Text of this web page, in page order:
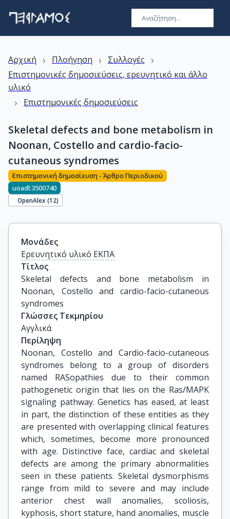
Αρχική › Πλοήγηση › Συλλογές ›
Επιστημονικές δημοσιεύσεις, ερευνητικό και άλλο
υλικό
› Επιστημονικές δημοσιεύσεις
Skeletal defects and bone metabolism in
Noonan, Costello and cardio-facio-
cutaneous syndromes
Επιστημονική δημοσίευση - Άρθρο Περιοδικού
uoadl:3500740
OpenAlex (12)
Μονάδες
Ερευνητικό υλικό ΕΚΠΑ
Τίτλος
Skeletal defects and bone metabolism in
Noonan, Costello and cardio-facio-cutaneous
syndromes
Γλώσσες Τεκμηρίου
Αγγλικά
Περίληψη
Noonan, Costello and Cardio-facio-cutaneous
syndromes belong to a group of disorders
named RASopathies due to their common
pathogenetic origin that lies on the Ras/MAPK
signaling pathway. Genetics has eased, at least
in part, the distinction of these entities as they
are presented with overlapping clinical features
which, sometimes, become more pronounced
with age. Distinctive face, cardiac and skeletal
defects are among the primary abnormalities
seen in these patients. Skeletal dysmorphisms
range from mild to severe and may include
anterior chest wall anomalies, scoliosis,
kyphosis, short stature, hand anomalies, muscle